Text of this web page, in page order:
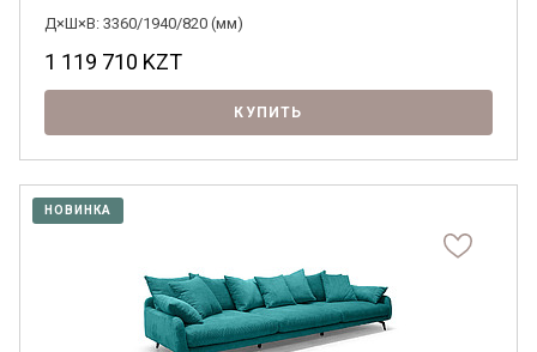
Д×Ш×В: 3360/1940/820 (мм)
1 119 710 KZT
КУПИТЬ
НОВИНКА